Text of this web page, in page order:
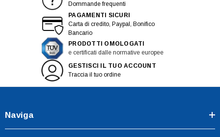
Dommande frequenti
PAGAMENTI SICURI
Carta di credito, Paypal, Bonifico
Bancario
PRODOTTI OMOLOGATI
e certificati dalle normative europee
GESTISCI IL TUO ACCOUNT
Traccia il tuo ordine
Naviga